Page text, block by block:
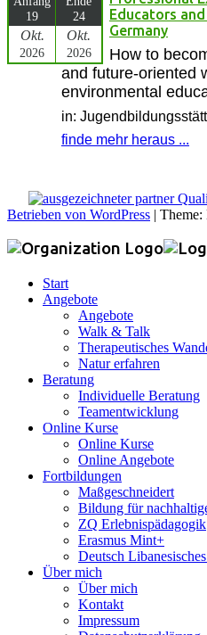
19
Okt.
2026
24
Okt.
2026
Educators
Germany
How to
and future-oriented
environmental
in:
finde mehr heraus ...
Betrieben von WordPress | Theme:
Start
Angebote
Angebote
Walk & Talk
Therapeutisches
Natur erfahren
Beratung
Individuelle Beratung
Teamentwicklung
Online Kurse
Online Kurse
Online Angebote
Fortbildungen
Maßgeschneidert
Bildung für
ZQ Erlebnispädagogik
Erasmus Mint+
Deutsch
Über mich
Über mich
Kontakt
Impressum